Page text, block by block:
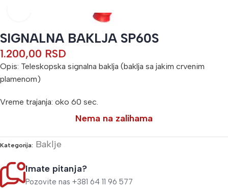
SIGNALNA BAKLJA SP60S
1.200,00 RSD
Opis: Teleskopska signalna baklja (baklja sa jakim crvenim
plamenom)
Vreme trajanja: oko 60 sec.
Nema na zalihama
Kategorija: Baklje
Imate pitanja?
Pozovite nas +381 64 11 96 577